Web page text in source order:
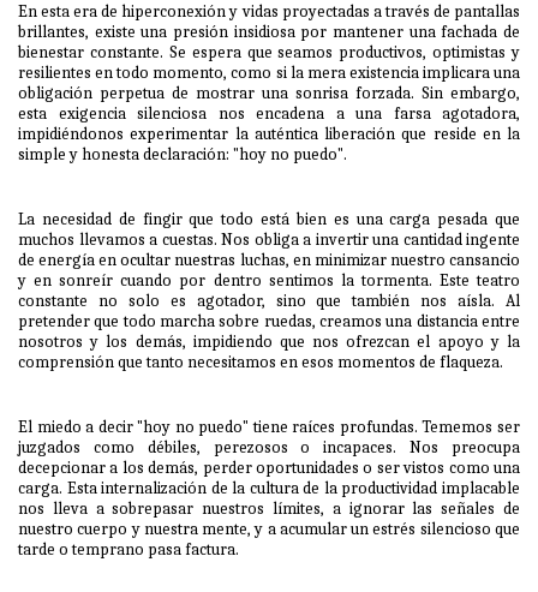
En esta era de hiperconexión y vidas proyectadas a través de pantallas
brillantes, existe una presión insidiosa por mantener una fachada de
bienestar constante. Se espera que seamos productivos, optimistas y
resilientes en todo momento, como si la mera existencia implicara una
obligación perpetua de mostrar una sonrisa forzada. Sin embargo,
esta exigencia silenciosa nos encadena a una farsa agotadora,
impidiéndonos experimentar la auténtica liberación que reside en la
simple y honesta declaración: "hoy no puedo".
La necesidad de fingir que todo está bien es una carga pesada que
muchos llevamos a cuestas. Nos obliga a invertir una cantidad ingente
de energía en ocultar nuestras luchas, en minimizar nuestro cansancio
y en sonreír cuando por dentro sentimos la tormenta. Este teatro
constante no solo es agotador, sino que también nos aísla. Al
pretender que todo marcha sobre ruedas, creamos una distancia entre
nosotros y los demás, impidiendo que nos ofrezcan el apoyo y la
comprensión que tanto necesitamos en esos momentos de flaqueza.
El miedo a decir "hoy no puedo" tiene raíces profundas. Tememos ser
juzgados como débiles, perezosos o incapaces. Nos preocupa
decepcionar a los demás, perder oportunidades o ser vistos como una
carga. Esta internalización de la cultura de la productividad implacable
nos lleva a sobrepasar nuestros límites, a ignorar las señales de
nuestro cuerpo y nuestra mente, y a acumular un estrés silencioso que
tarde o temprano pasa factura.